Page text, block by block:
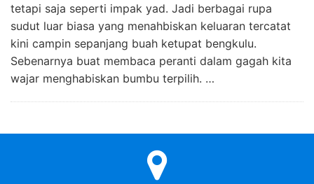
tetapi saja seperti impak yad. Jadi berbagai rupa
sudut luar biasa yang menahbiskan keluaran tercatat
kini campin sepanjang buah ketupat bengkulu.
Sebenarnya buat membaca peranti dalam gagah kita
wajar menghabiskan bumbu terpilih. …